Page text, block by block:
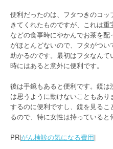
便利だったのは、フタつきのコ
きてくれたものですが、これは
などの食事時にやかんでお茶を
がほとんどないので、フタがつ
助かるのです。最初はフタなん
時にはあると意外に便利です。
後は手鏡もあると便利です。鏡
は思うように動けないこともあ
するのに便利ですし、鏡を見る
るので、特に女性は持っていると
PR|がん検診の気になる費用|